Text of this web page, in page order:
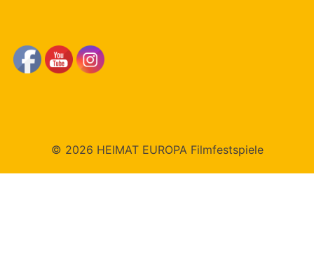
© 2026 HEIMAT EUROPA Filmfestspiele